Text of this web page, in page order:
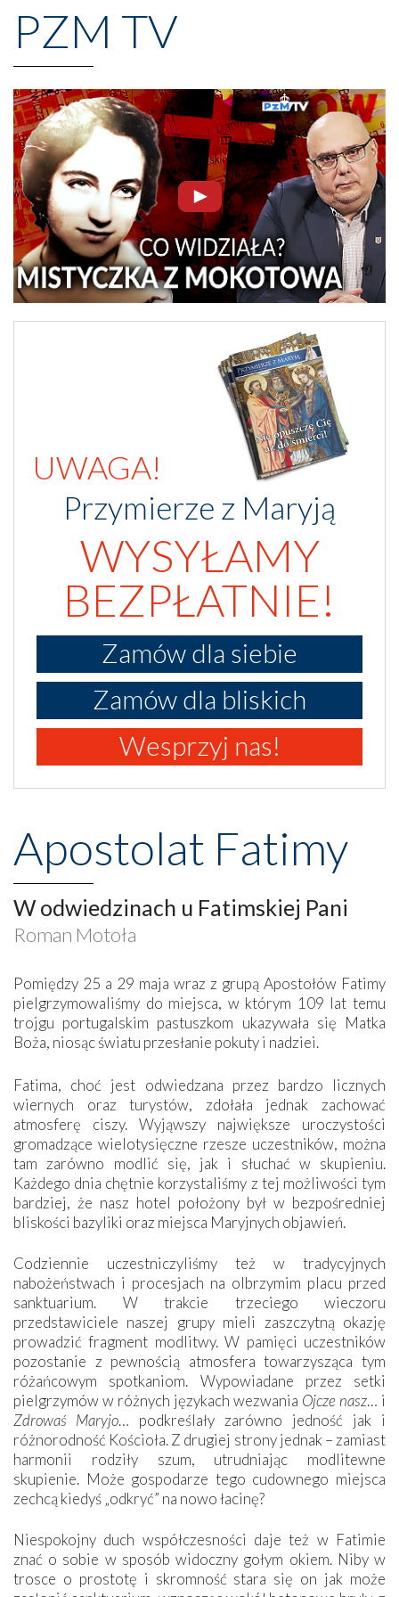
PZM TV
UWAGA!
Przymierze z Maryją
WYSYŁAMY
BEZPŁATNIE!
Zamów dla siebie
Zamów dla bliskich
Wesprzyj nas!
Apostolat Fatimy
W odwiedzinach u Fatimskiej Pani
Roman Motoła
Pomiędzy 25 a 29 maja wraz z grupą Apostołów Fatimy
pielgrzymowaliśmy do miejsca, w którym 109 lat temu
trojgu portugalskim pastuszkom ukazywała się Matka
Boża, niosąc światu przesłanie pokuty i nadziei.
Fatima, choć jest odwiedzana przez bardzo licznych
wiernych oraz turystów, zdołała jednak zachować
atmosferę ciszy. Wyjąwszy największe uroczystości
gromadzące wielotysięczne rzesze uczestników, można
tam zarówno modlić się, jak i słuchać w skupieniu.
Każdego dnia chętnie korzystaliśmy z tej możliwości tym
bardziej, że nasz hotel położony był w bezpośredniej
bliskości bazyliki oraz miejsca Maryjnych objawień.
Codziennie uczestniczyliśmy też w tradycyjnych
nabożeństwach i procesjach na olbrzymim placu przed
sanktuarium. W trakcie trzeciego wieczoru
przedstawiciele naszej grupy mieli zaszczytną okazję
prowadzić fragment modlitwy. W pamięci uczestników
pozostanie z pewnością atmosfera towarzysząca tym
różańcowym spotkaniom. Wypowiadane przez setki
pielgrzymów w różnych językach wezwania Ojcze nasz… i
Zdrowaś Maryjo… podkreślały zarówno jedność jak i
różnorodność Kościoła. Z drugiej strony jednak – zamiast
harmonii rodziły szum, utrudniając modlitewne
skupienie. Może gospodarze tego cudownego miejsca
zechcą kiedyś „odkryć” na nowo łacinę?
Niespokojny duch współczesności daje też w Fatimie
znać o sobie w sposób widoczny gołym okiem. Niby w
trosce o prostotę i skromność stara się on jak może